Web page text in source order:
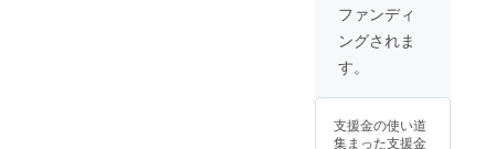
ファンディ
ングされま
す。
支援金の使い道
集まった支援金